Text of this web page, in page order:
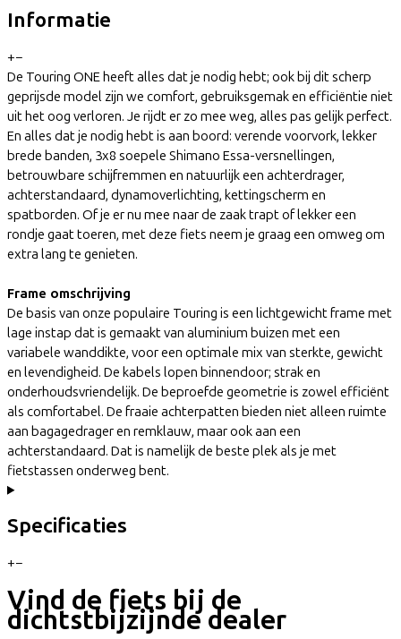
Informatie
+−
De Touring ONE heeft alles dat je nodig hebt; ook bij dit scherp
geprijsde model zijn we comfort, gebruiksgemak en efficiëntie niet
uit het oog verloren. Je rijdt er zo mee weg, alles pas gelijk perfect.
En alles dat je nodig hebt is aan boord: verende voorvork, lekker
brede banden, 3x8 soepele Shimano Essa-versnellingen,
betrouwbare schijfremmen en natuurlijk een achterdrager,
achterstandaard, dynamoverlichting, kettingscherm en
spatborden. Of je er nu mee naar de zaak trapt of lekker een
rondje gaat toeren, met deze fiets neem je graag een omweg om
extra lang te genieten.
Frame omschrijving
De basis van onze populaire Touring is een lichtgewicht frame met
lage instap dat is gemaakt van aluminium buizen met een
variabele wanddikte, voor een optimale mix van sterkte, gewicht
en levendigheid. De kabels lopen binnendoor; strak en
onderhoudsvriendelijk. De beproefde geometrie is zowel efficiënt
als comfortabel. De fraaie achterpatten bieden niet alleen ruimte
aan bagagedrager en remklauw, maar ook aan een
achterstandaard. Dat is namelijk de beste plek als je met
fietstassen onderweg bent.
Specificaties
+−
Vind de fiets bij de
dichtstbijzijnde dealer